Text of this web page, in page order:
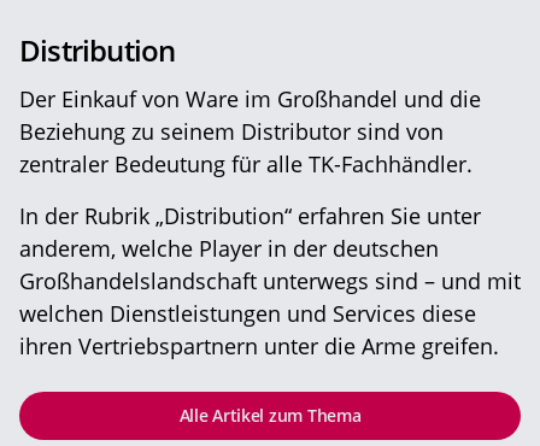
Distribution
Der Einkauf von Ware im Großhandel und die
Beziehung zu seinem Distributor sind von
zentraler Bedeutung für alle TK-Fachhändler.
In der Rubrik „Distribution“ erfahren Sie unter
anderem, welche Player in der deutschen
Großhandelslandschaft unterwegs sind – und mit
welchen Dienstleistungen und Services diese
ihren Vertriebspartnern unter die Arme greifen.
Alle Artikel zum Thema